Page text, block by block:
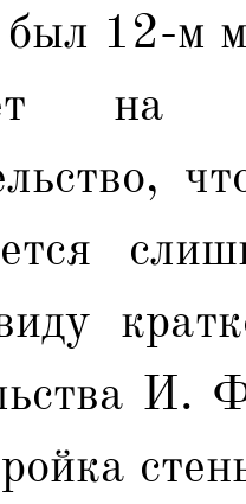
12-м
на